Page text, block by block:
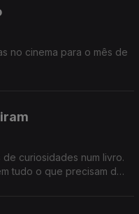
no cinema para o mês de
de curiosidades num livro.
tudo o que precisam de